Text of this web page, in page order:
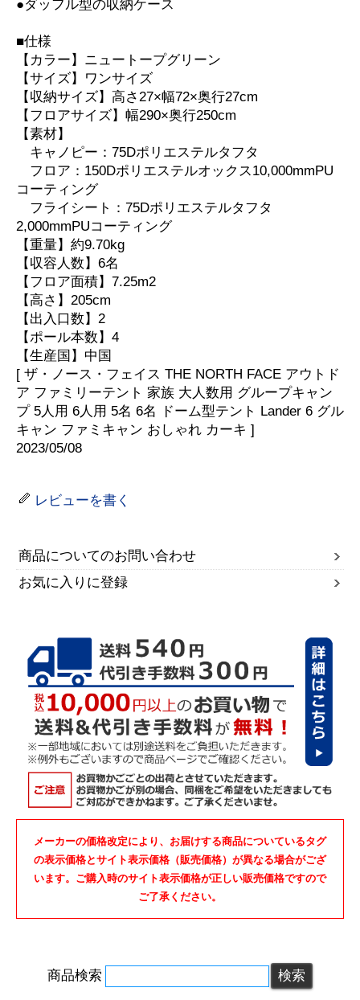
●ダッフル型の収納ケース
■仕様
【カラー】ニュートープグリーン
【サイズ】ワンサイズ
【収納サイズ】高さ27×幅72×奥行27cm
【フロアサイズ】幅290×奥行250cm
【素材】
キャノピー：75Dポリエステルタフタ
フロア：150Dポリエステルオックス10,000mmPU
コーティング
フライシート：75Dポリエステルタフタ
2,000mmPUコーティング
【重量】約9.70kg
【収容人数】6名
【フロア面積】7.25m2
【高さ】205cm
【出入口数】2
【ポール本数】4
【生産国】中国
[ ザ・ノース・フェイス THE NORTH FACE アウトド
ア ファミリーテント 家族 大人数用 グループキャン
プ 5人用 6人用 5名 6名 ドーム型テント Lander 6 グル
キャン ファミキャン おしゃれ カーキ ]
2023/05/08
レビューを書く
商品についてのお問い合わせ
お気に入りに登録
メーカーの価格改定により、お届けする商品についているタグ
の表示価格とサイト表示価格（販売価格）が異なる場合がござ
います。ご購入時のサイト表示価格が正しい販売価格ですので
ご了承ください。
商品検索